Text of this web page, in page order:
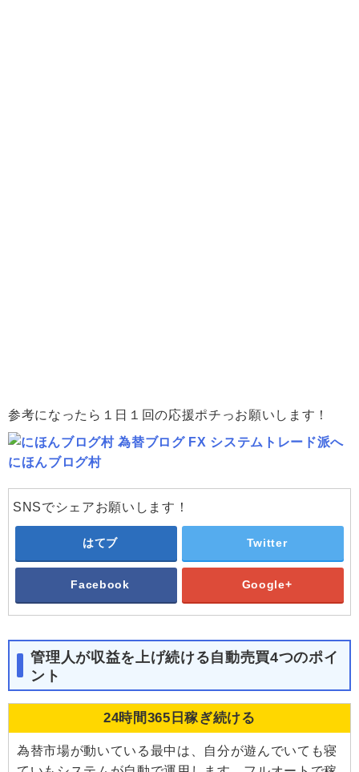
参考になったら１日１回の応援ポチっお願いします！
にほんブログ村
SNSでシェアお願いします！
はてブ Twitter
Facebook Google+
管理人が収益を上げ続ける自動売買4つのポイ
ント
24時間365日稼ぎ続ける
為替市場が動いている最中は、自分が遊んでいても寝